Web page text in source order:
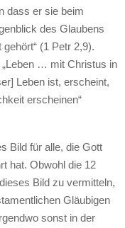
dass er sie beim
des Glaubens
(1 Petr 2,9).
… mit Christus in
Leben ist, erscheint,
erscheinen“
Bild für alle, die Gott
hat. Obwohl die 12
Bild zu vermitteln,
Gläubigen
sonst in der